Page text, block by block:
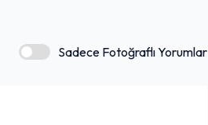
Sadece Fotoğraflı Yorumlar